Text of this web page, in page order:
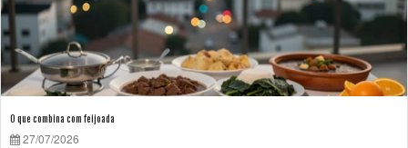
O que combina com feijoada
27/07/2026